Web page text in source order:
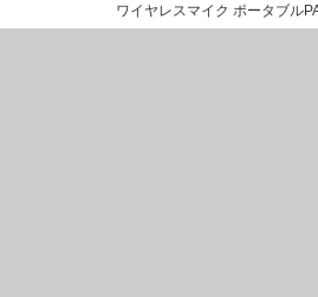
ワイヤレスマイク ポータブル